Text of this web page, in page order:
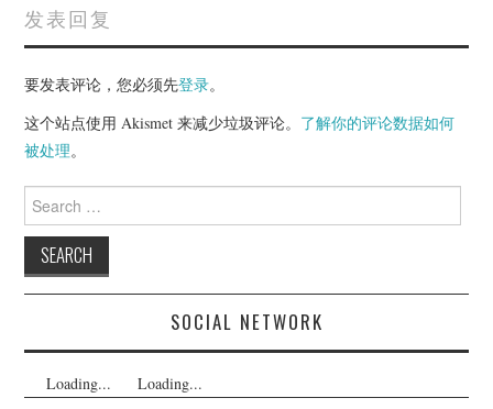
发表回复
要发表评论，您必须先登录。
这个站点使用 Akismet 来减少垃圾评论。 了解你的评论数据如何
被处理。
Search
for:
SOCIAL NETWORK
Loading... Loading...